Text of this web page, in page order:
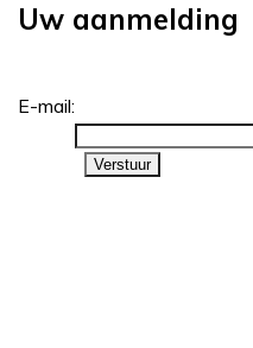
Uw aanmelding
E-mail: